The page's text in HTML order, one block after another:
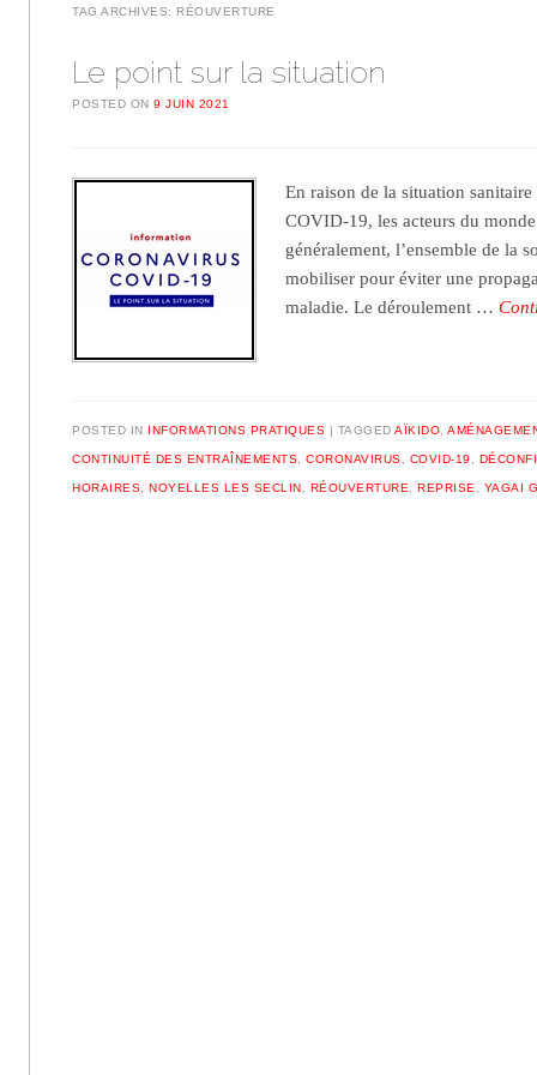
TAG ARCHIVES: RÉOUVERTURE
Le point sur la situation
POSTED ON9 JUIN 2021
En raison de la situation sanitaire
COVID-19, les acteurs du
généralement, l’ensemble de la
mobiliser pour éviter une
maladie. Le déroulement …
POSTED IN INFORMATIONS PRATIQUES TAGGEDAÏKIDO ,
CONTINUITÉ DES ENTRAÎNEMENTS ,CORONAVIRUS COVID-19
HORAIRES ,NOYELLES LES SECLIN RÉOUVERTURE ,REPRISE YAGAI